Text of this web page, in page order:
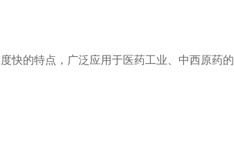
快的特点，广泛应用于医药工业、中西原药的